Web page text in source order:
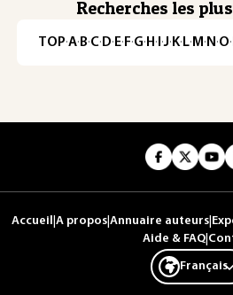
Recherches les
TOP·A·B·C· D· E· F·G· H · ·J· K· L· M · N ·O·
Accueil A propos Annuaire auteurs
Aide & FAQ|
Français